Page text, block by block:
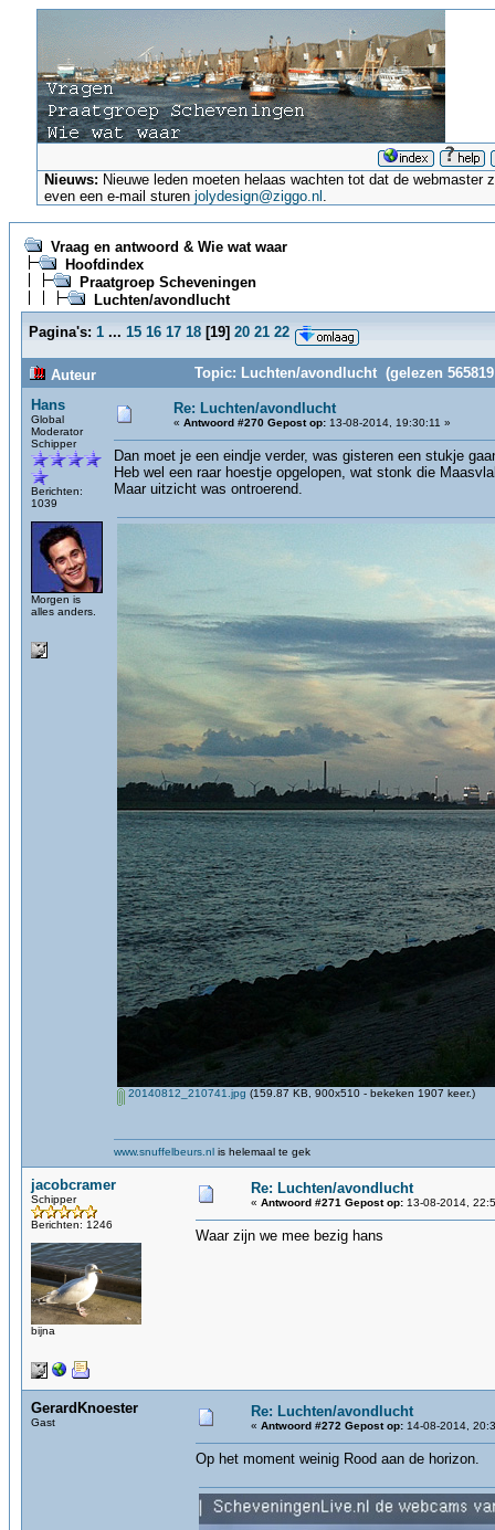
Nieuws: Nieuwe leden moeten helaas wachten tot dat de
even een e-mail sturenjolydesign@ziggo.nl .
Vraag en antwoord & Wie wat waar
Hoofdindex
Praatgroep Scheveningen
Luchten/avondlucht
Pagina's: 1 ... 15 16 17 18 [19] 20 21 22
Auteur
Topic: Luchten/avondlucht (gelezen
Hans
Global
Moderator
Schipper
Berichten:
1039
Morgen is
alles anders.
Re: Luchten/avondlucht
« Antwoord #270 Gepost op: 13-08-2014, 19:30:11 »
Dan moet je een eindje verder, was gisteren een stukje
Heb wel een raar hoestje opgelopen, wat stonk die
Maar uitzicht was ontroerend.
20140812_210741.jpg (159.87 KB, 900x510 - bekeken 1907 keer.)
www.snuffelbeurs.nl is helemaal te gek
jacobcramer
Schipper
Berichten: 1246
bijna
Re: Luchten/avondlucht
« Antwoord #271 Gepost op: 13-08-2014,
Waar zijn we mee bezig hans
GerardKnoester
Gast
Re: Luchten/avondlucht
« Antwoord #272 Gepost op: 14-08-2014,
Op het moment weinig Rood aan de horizon.